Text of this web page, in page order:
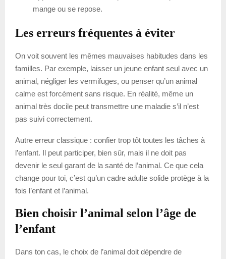
mange ou se repose.
Les erreurs fréquentes à éviter
On voit souvent les mêmes mauvaises habitudes dans les
familles. Par exemple, laisser un jeune enfant seul avec un
animal, négliger les vermifuges, ou penser qu’un animal
calme est forcément sans risque. En réalité, même un
animal très docile peut transmettre une maladie s’il n’est
pas suivi correctement.
Autre erreur classique : confier trop tôt toutes les tâches à
l’enfant. Il peut participer, bien sûr, mais il ne doit pas
devenir le seul garant de la santé de l’animal. Ce que cela
change pour toi, c’est qu’un cadre adulte solide protège à la
fois l’enfant et l’animal.
Bien choisir l’animal selon l’âge de
l’enfant
Dans ton cas, le choix de l’animal doit dépendre de